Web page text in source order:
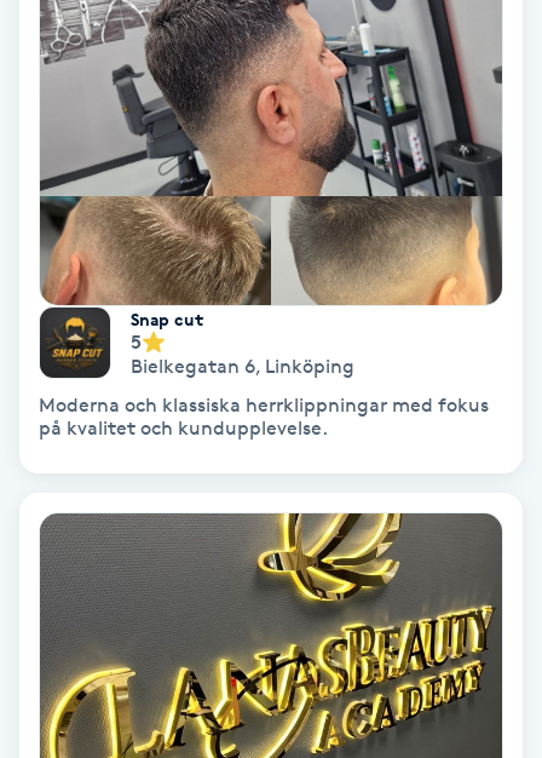
Olaplex
Olaplexbehandling
Ombre brows
Ombre naglar
Optiker
Ortobionomi
Osteopati
Paraffinbehandling
Pedikyr
Snap cut
5
Bielkegatan 6, Linköping
Moderna och klassiska herrklippningar med fokus
på kvalitet och kundupplevelse.